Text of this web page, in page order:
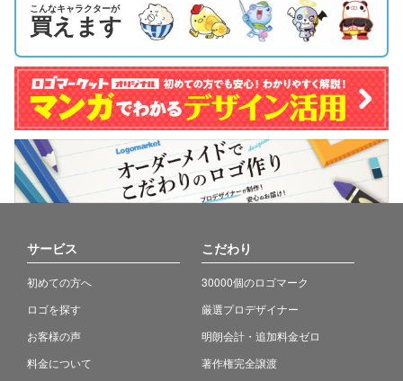
こんなキャラクターが
買えます
サービス
初めての方へ
ロゴを探す
お客様の声
料金について
こだわり
30000個のロゴマーク
厳選プロデザイナー
明朗会計・追加料金ゼロ
著作権完全譲渡